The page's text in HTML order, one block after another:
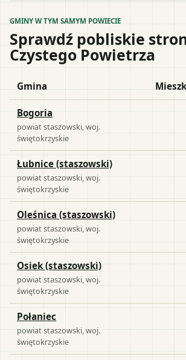
GMINY W TYM SAMYM POWIECIE
Sprawdź pobliskie
Czystego Powietrza
Gmina
Bogoria
powiatstaszowski , woj.
świętokrzyskie
Łubnice (staszowski)
powiatstaszowski , woj.
świętokrzyskie
Oleśnica (staszowski)
powiatstaszowski , woj.
świętokrzyskie
Osiek (staszowski)
powiatstaszowski , woj.
świętokrzyskie
Połaniec
powiatstaszowski , woj.
świętokrzyskie